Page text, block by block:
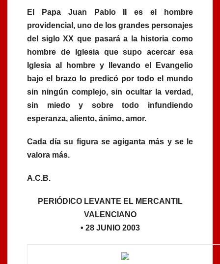
El Papa Juan Pablo II es el hombre
providencial, uno de los grandes personajes
del siglo XX que pasará a la historia como
hombre de Iglesia que supo acercar esa
Iglesia al hombre y llevando el Evangelio
bajo el brazo lo predicó por todo el mundo
sin ningún complejo, sin ocultar la verdad,
sin miedo y sobre todo infundiendo
esperanza, aliento, ánimo, amor.
Cada día su figura se agiganta más y se le
valora más.
A.C.B.
PERIÓDICO LEVANTE EL MERCANTIL
VALENCIANO
• 28 JUNIO 2003